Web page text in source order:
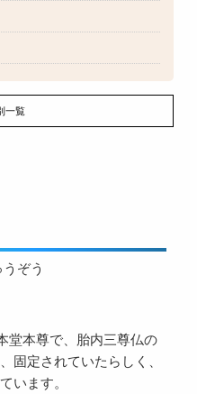
一覧
ぞう
堂本尊で、胎内三尊仏の
固定されていたらしく、
います。